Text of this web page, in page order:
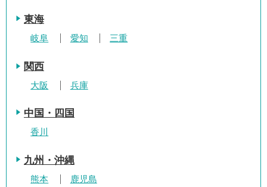
東海
岐阜 愛知 三重
関西
大阪 兵庫
中国・四国
香川
九州・沖縄
熊本 鹿児島